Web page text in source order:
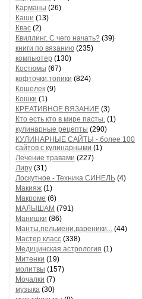
Карманы (26)
Каши (13)
Квас (2)
Квиллинг. С чего начать? (39)
книги по вязанию (235)
компьютер (130)
Костюмы (67)
кофточки,топики (824)
Кошелек (9)
Кошки (1)
КРЕАТИВНОЕ ВЯЗАНИЕ (3)
Кто есть кто в мире пасты. (1)
кулинарные рецепты (290)
КУЛИНАРНЫЕ САЙТЫ - более 100
сайтов с кулинарными (1)
Лечение травами (227)
Лиру (31)
Лоскутное - Техника СИНЕЛЬ (4)
Макияж (1)
Макроме (6)
МАЛЫШАМ (791)
Манишки (86)
Манты,пельмени,вареники... (44)
Мастер класс (338)
Медицинская астрология (1)
Митенки (19)
молитвы (157)
Мочалки (7)
музыка (30)